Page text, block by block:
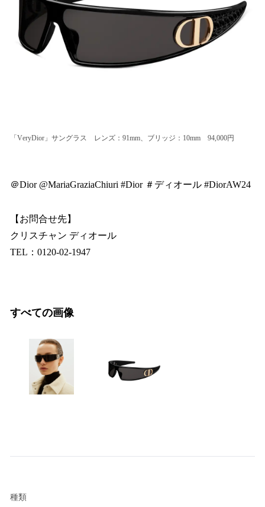
「VeryDior」サングラス レンズ：91mm、ブリッジ：10mm 94,000円
＠Dior @MariaGraziaChiuri #Dior ＃ディオール #DiorAW24
【お問合せ先】
クリスチャン ディオール
TEL：0120-02-1947
すべての画像
種類